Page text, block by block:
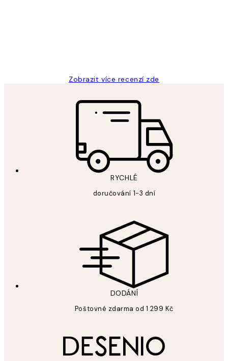
Zobrazit více recenzí zde
RYCHLÉ
doručování 1-3 dní
DODÁNÍ
Poštovné zdarma od 1 299 Kč